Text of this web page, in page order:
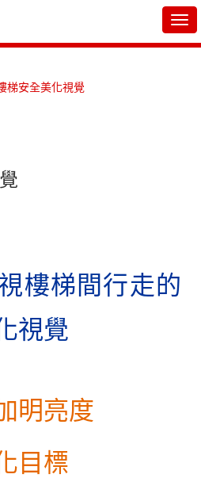
梯安全美化視覺
樓梯間行走的
視覺
明亮度
目標